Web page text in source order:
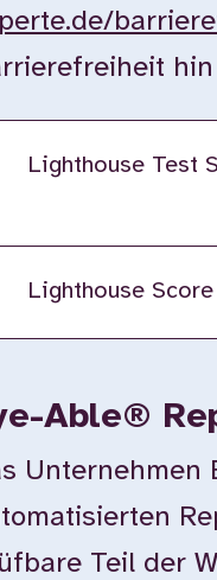
Lighthouse Test
Lighthouse Score
Able®
Teil der